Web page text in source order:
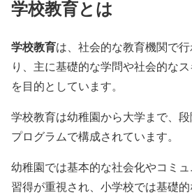
学校教育とは
学校教育は、社会的な教育機関で
り、主に基礎的な学問や社会的な
を目的としています。
学校教育は幼稚園から大学まで、
プログラムで構成されています。
幼稚園では基本的な社会化やコミ
習得が重視され、小学校では基礎的